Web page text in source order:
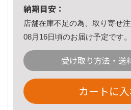
納期目安：
店舗在庫不足の為、取り寄せ注
08月16日頃のお届け予定です。
受け取り方法・送
カートに